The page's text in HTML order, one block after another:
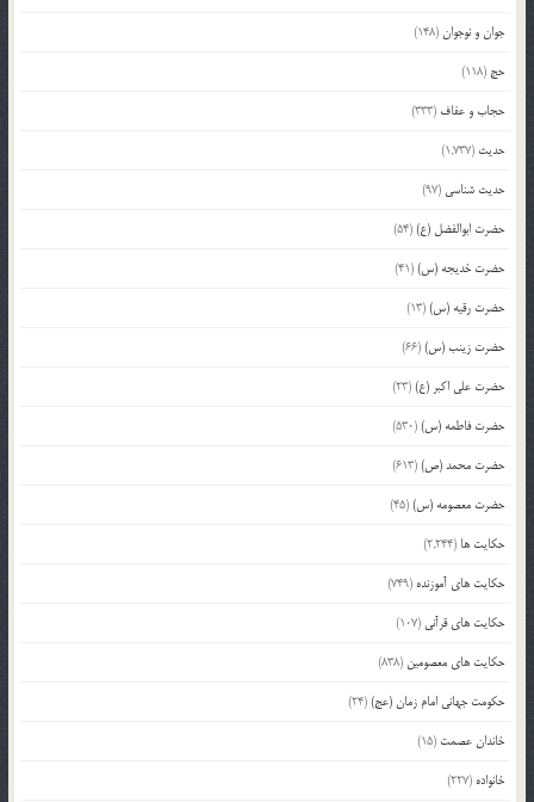
جوان و نوجوان(148)
حج (118)
حجاب و عفاف (333)
حدیث (1,737)
حدیث شناسی (97)
حضرت ابوالفضل (ع)(54)
حضرت خدیجه (س)(41)
حضرت رقیه (س)(13)
حضرت زینب (س)(66)
حضرت علی اکبر (ع)(23)
حضرت فاطمه (س)(530)
حضرت محمد (ص)(613)
حضرت معصومه (س)(45)
حکایت ها (2,244)
حکایت های آموزنده (749)
حکایت های قرآنی (107)
حکایت های معصومین (838)
حکومت جهانی امام زمان (عج)(24)
خاندان عصمت (15)
خانواده (227)